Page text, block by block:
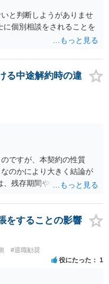
と判断しようがありませ
個別相談をされることを
る中途解約時の違
ですが、本契約の性質
のかにより大きく結論が
残存期間や報酬額、投下
意味ではなく、実際の損
約金に上限がなくても、常
働契約に近い実態なら労
ります。 ・契約前の修正
限額を設ける、実損害ベ
ではなく「合理的な実
をすることの影響
#退職勧奨
役にたった 1